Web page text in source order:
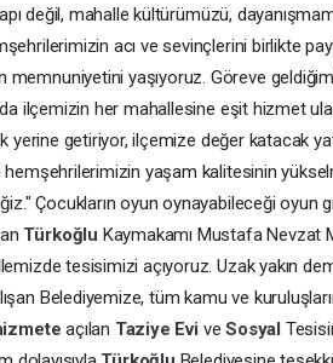
değil, mahalle kültürümüzü,
acı ve sevinçlerini birlikte
memnuniyetini yaşıyoruz. Göreve
ilçemizin her mahallesine eşit hizmet
getiriyor, ilçemize değer katacak
hemşehrilerimizin yaşam kalitesinin
Çocukların oyun oynayabileceği oyun
Türkoğlu Kaymakamı Mustafa Nevzat
tesisimizi açıyoruz. Uzak yakın
Belediyemize, tüm kamu ve
açılan Taziye Evi veSosyal